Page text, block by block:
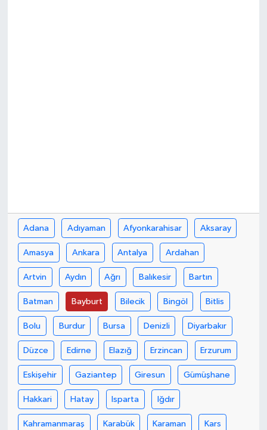
Adana Adıyaman Afyonkarahisar Aksaray
Amasya Ankara Antalya Ardahan
Artvin Aydın Ağrı Balıkesir Bartın
Batman Bayburt Bilecik Bingöl Bitlis
Bolu Burdur Bursa Denizli Diyarbakır
Düzce Edirne Elazığ Erzincan Erzurum
Eskişehir Gaziantep Giresun Gümüşhane
Hakkari Hatay Isparta Iğdır
Kahramanmaraş Karabük Karaman Kars
MAGAZİN